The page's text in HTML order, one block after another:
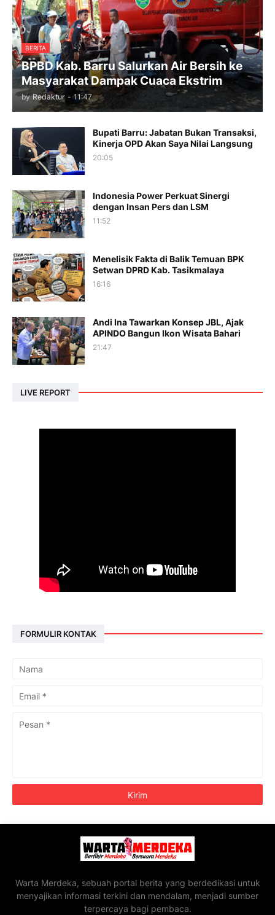
BERITA
BPBD Kab. Barru Salurkan Air Bersih ke
Masyarakat Dampak Cuaca Ekstrim
by Redaktur - 11:47
Bupati Barru: Jabatan Bukan Transaksi,
Kinerja OPD Akan Saya Nilai Langsung
20:05
Indonesia Power Perkuat Sinergi
dengan Insan Pers dan LSM
11:52
Menelisik Fakta di Balik Temuan BPK
Setwan DPRD Kab. Tasikmalaya
16:16
Andi Ina Tawarkan Konsep JBL, Ajak
APINDO Bangun Ikon Wisata Bahari
21:47
LIVE REPORT
FORMULIR KONTAK
Warta Merdeka, sebuah portal berita yang berdedikasi untuk
menyajikan informasi terkini dan mendalam, menjadi sumber
terpercaya bagi pembaca.